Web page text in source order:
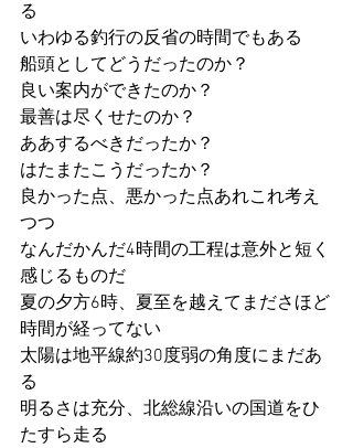
る
いわゆる釣行の反省の時間でもある
船頭としてどうだったのか？
良い案内ができたのか？
最善は尽くせたのか？
ああするべきだったか？
はたまたこうだったか？
良かった点、悪かった点あれこれ考え
つつ
なんだかんだ4時間の工程は意外と短く
感じるものだ
夏の夕方6時、夏至を越えてまださほど
時間が経ってない
太陽は地平線約30度弱の角度にまだあ
る
明るさは充分、北総線沿いの国道をひ
たすら走る